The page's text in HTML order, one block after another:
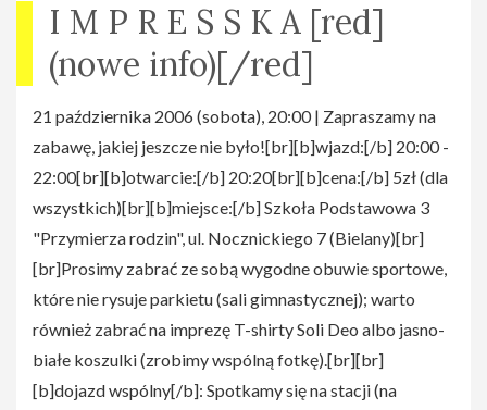
I M P R E S S K A [red]
(nowe info)[/red]
21 października 2006 (sobota), 20:00 | Zapraszamy na
zabawę, jakiej jeszcze nie było![br][b]wjazd:[/b] 20:00 -
22:00[br][b]otwarcie:[/b] 20:20[br][b]cena:[/b] 5zł (dla
wszystkich)[br][b]miejsce:[/b] Szkoła Podstawowa 3
"Przymierza rodzin", ul. Nocznickiego 7 (Bielany)[br]
[br]Prosimy zabrać ze sobą wygodne obuwie sportowe,
które nie rysuje parkietu (sali gimnastycznej); warto
również zabrać na imprezę T-shirty Soli Deo albo jasno-
białe koszulki (zrobimy wspólną fotkę).[br][br]
[b]dojazd wspólny[/b]: Spotkamy się na stacji (na